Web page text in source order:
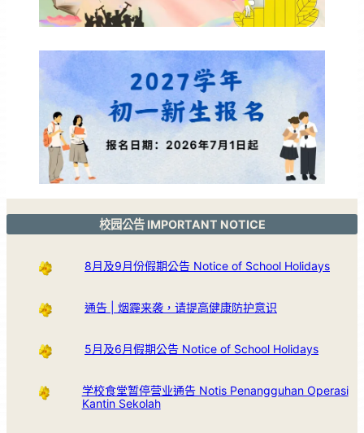
校园公告 IMPORTANT NOTICE
8月及9月份假期公告 Notice of School Holidays
通告 | 烟霾来袭，请提高健康防护意识
5月及6月假期公告 Notice of School Holidays
学校食堂暂停营业通告 Notis Penangguhan Operasi
Kantin Sekolah